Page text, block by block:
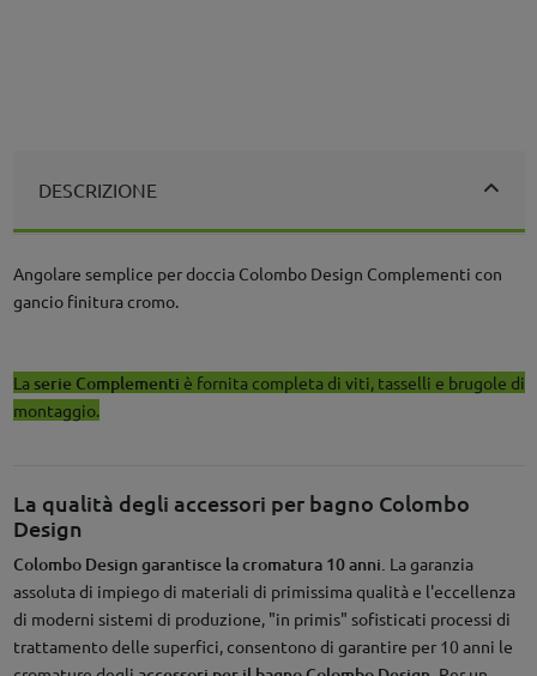
DESCRIZIONE
Angolare semplice per doccia Colombo Design Complementi con
gancio finitura cromo.
La serie Complementi è fornita completa di viti, tasselli e brugole di
montaggio.
La qualità degli accessori per bagno Colombo
Design
Colombo Design garantisce la cromatura 10 anni. La garanzia
assoluta di impiego di materiali di primissima qualità e l'eccellenza
di moderni sistemi di produzione, "in primis" sofisticati processi di
trattamento delle superfici, consentono di garantire per 10 anni le